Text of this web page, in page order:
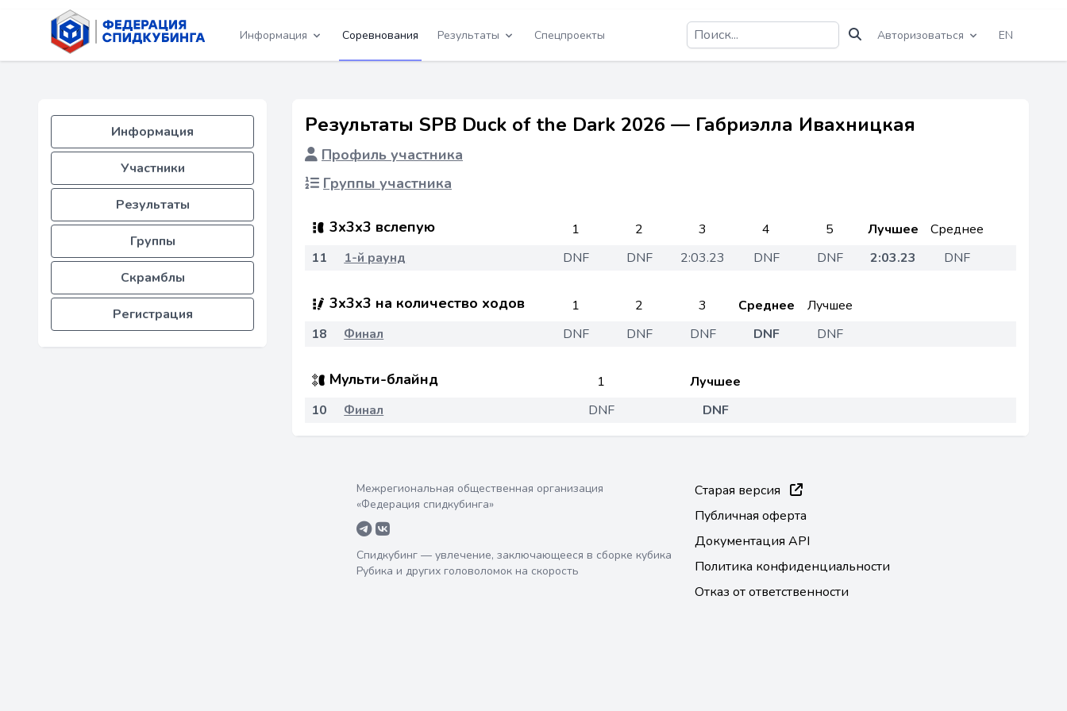
Информация Соревнования Результаты Спецпроекты Авторизоваться EN
Информация
Участники
Результаты
Группы
Скрамблы
Регистрация
Результаты SPB Duck of the Dark 2026 — Габриэлла Ивахницкая
Профиль участника
Группы участника
3x3x3 вслепую 1 2 3 4 5 Лучшее
Среднее
11
1-й раунд DNF DNF 2:03.23 DNF DNF 2:03.23 DNF
3x3x3 на количество ходов 1 2 3 Среднее
Лучшее
18
Финал DNF DNF DNF DNF DNF
Мульти-блайнд 1
Лучшее
10
Финал DNF DNF
Межрегиональная общественная организация
«Федерация спидкубинга»
Спидкубинг — увлечение, заключающееся в сборке кубика
Рубика и других головоломок на скорость
Старая версия
Публичная оферта
Документация API
Политика конфиденциальности
Отказ от ответственности